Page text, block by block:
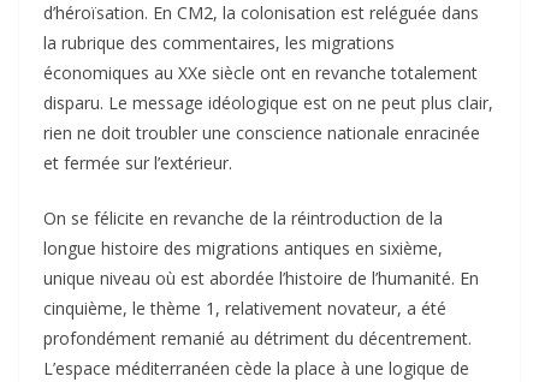
d’héroïsation. En CM2, la colonisation est reléguée dans
la rubrique des commentaires, les migrations
économiques au XXe siècle ont en revanche totalement
disparu. Le message idéologique est on ne peut plus clair,
rien ne doit troubler une conscience nationale enracinée
et fermée sur l’extérieur.
On se félicite en revanche de la réintroduction de la
longue histoire des migrations antiques en sixième,
unique niveau où est abordée l’histoire de l’humanité. En
cinquième, le thème 1, relativement novateur, a été
profondément remanié au détriment du décentrement.
L’espace méditerranéen cède la place à une logique de